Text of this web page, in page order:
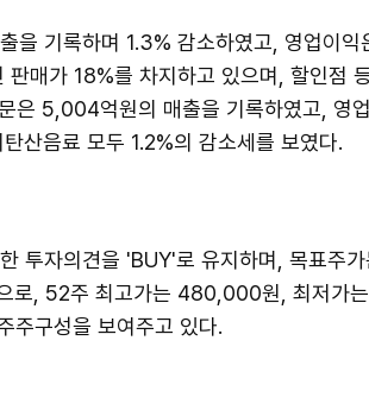
을 기록하며 1.3% 감소하였고, 영업이익
판매가 18%를 차지하고 있으며, 할인점
은 5,004억원의 매출을 기록하였고, 영
산음료 모두 1.2%의 감소세를 보였다.
투자의견을 'BUY'로 유지하며, 목표주
로, 52주 최고가는 480,000원, 최저가
주구성을 보여주고 있다.